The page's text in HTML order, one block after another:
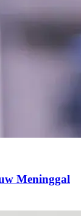
Meninggal